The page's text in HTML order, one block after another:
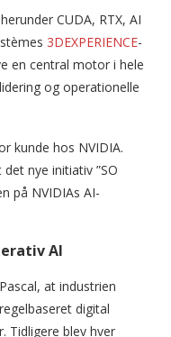
CUDA, RTX, AI
3DEXPERIENCE-
en central motor i hele
og operationelle
kunde hos NVIDIA.
nye initiativ ”SO
på NVIDIAs AI-
AI
at industrien
digital
Tidligere blev hver